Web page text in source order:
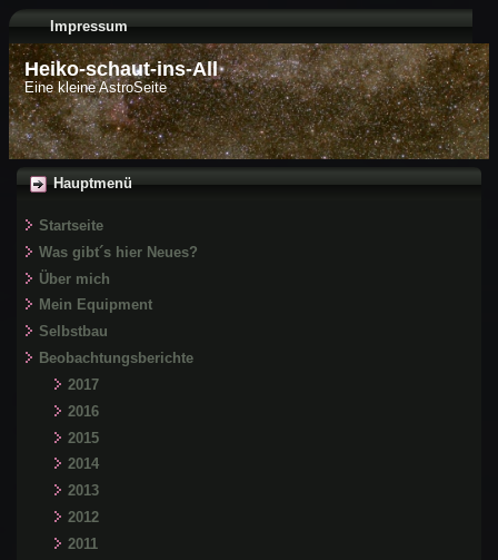
Impressum
Heiko-schaut-ins-All
Eine kleine AstroSeite
Hauptmenü
Startseite
Was gibt´s hier Neues?
Über mich
Mein Equipment
Selbstbau
Beobachtungsberichte
2017
2016
2015
2014
2013
2012
2011